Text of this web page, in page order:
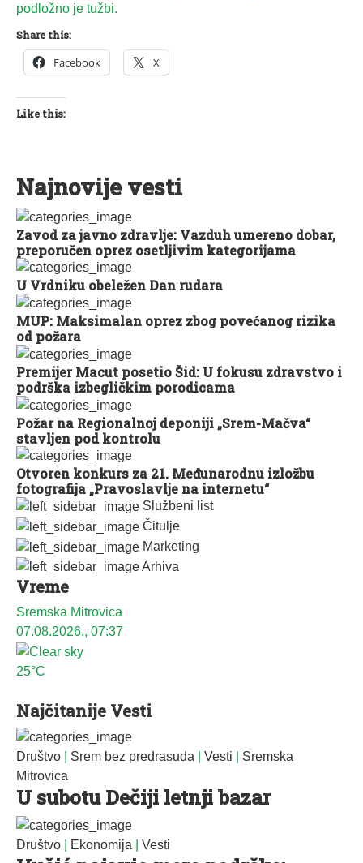
Službeni list
Čitulje
Marketing
Arhiva
Vreme
Sremska Mitrovica
07.08.2026., 07:37
25°C
podložno je tužbi.
Share this:
Facebook X
Like this:
Najnovije vesti
Zavod za javno zdravlje: Vazduh umereno dobar,
preporučen oprez osetljivim kategorijama
U Vrdniku obeležen Dan rudara
MUP: Maksimalan oprez zbog povećanog rizika
od požara
Premijer Macut posetio Šid: U fokusu zdravstvo i
podrška izbegličkim porodicama
Požar na Regionalnoj deponiji „Srem-Mačva“
stavljen pod kontrolu
Otvoren konkurs za 21. Međunarodnu izložbu
fotografija „Pravoslavlje na internetu“
Najčitanije Vesti
Društvo Srem bez predrasuda Vesti
Sremska
Mitrovica
U subotu Dečiji letnji bazar
Društvo Ekonomija Vesti